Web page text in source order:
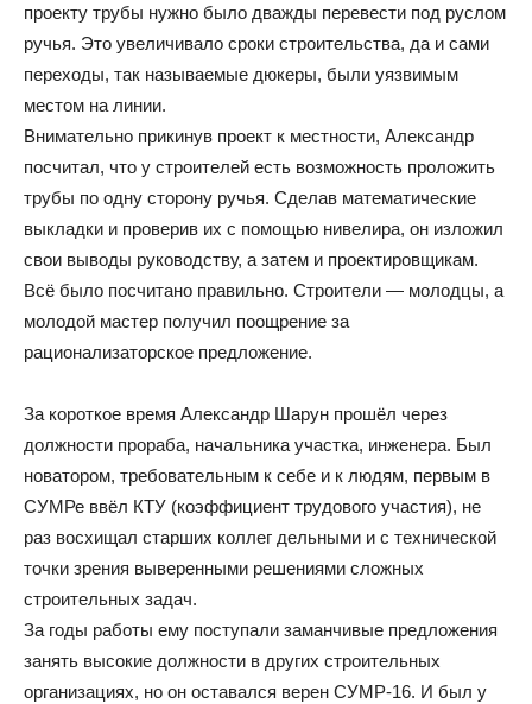
проекту трубы нужно было дважды перевести под руслом
ручья. Это увеличивало сроки строительства, да и сами
переходы, так называемые дюкеры, были уязвимым
местом на линии.
Внимательно прикинув проект к местности, Александр
посчитал, что у строителей есть возможность проложить
трубы по одну сторону ручья. Сделав математические
выкладки и проверив их с помощью нивелира, он изложил
свои выводы руководству, а затем и проектировщикам.
Всё было посчитано правильно. Строители — молодцы, а
молодой мастер получил поощрение за
рационализаторское предложение.
За короткое время Александр Шарун прошёл через
должности прораба, начальника участка, инженера. Был
новатором, требовательным к себе и к людям, первым в
СУМРе ввёл КТУ (коэффициент трудового участия), не
раз восхищал старших коллег дельными и с технической
точки зрения выверенными решениями сложных
строительных задач.
За годы работы ему поступали заманчивые предложения
занять высокие должности в других строительных
организациях, но он оставался верен СУМР-16. И был у